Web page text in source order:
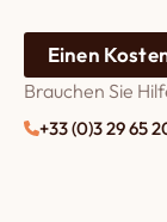
Einen
Brauchen Sie
+33 (0)3 29 65